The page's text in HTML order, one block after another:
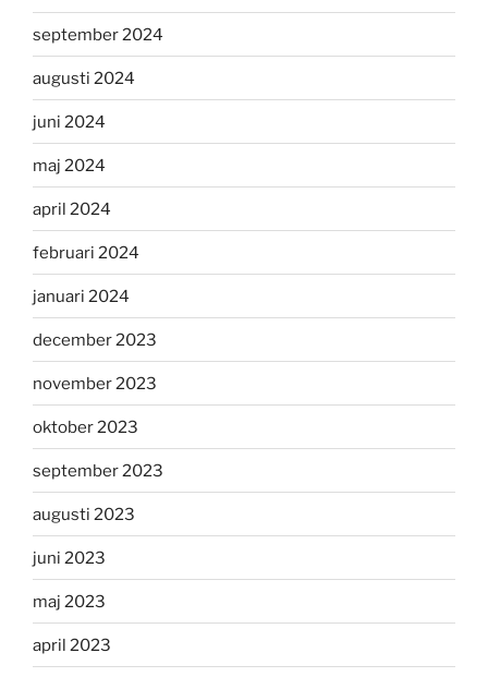
september 2024
augusti 2024
juni 2024
maj 2024
april 2024
februari 2024
januari 2024
december 2023
november 2023
oktober 2023
september 2023
augusti 2023
juni 2023
maj 2023
april 2023